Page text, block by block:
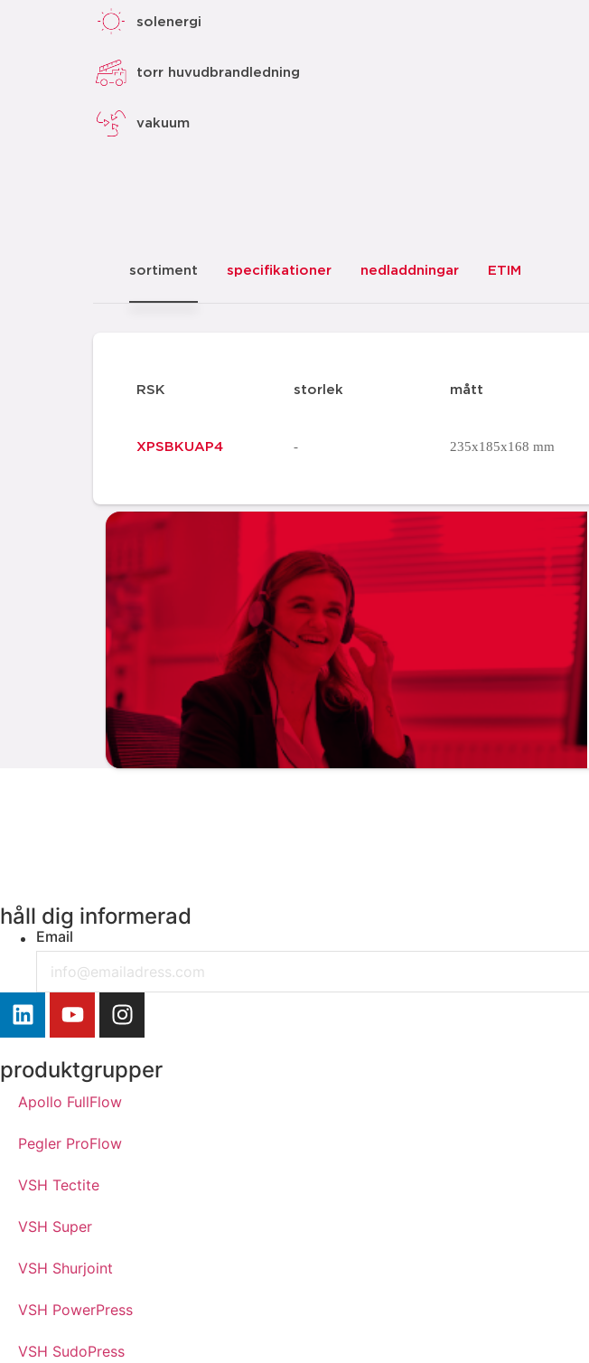
solenergi
torr huvudbrandledning
vakuum
sortiment specifikationer nedladdningar ETIM
RSK storlek mått
XPSBKUAP4 - 235x185x168 mm
håll dig informerad
Email
produktgrupper
Apollo FullFlow
Pegler ProFlow
VSH Tectite
VSH Super
VSH Shurjoint
VSH PowerPress
VSH SudoPress